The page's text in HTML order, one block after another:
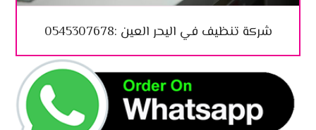
شركة تنظيف في اليحر العين :0545307678